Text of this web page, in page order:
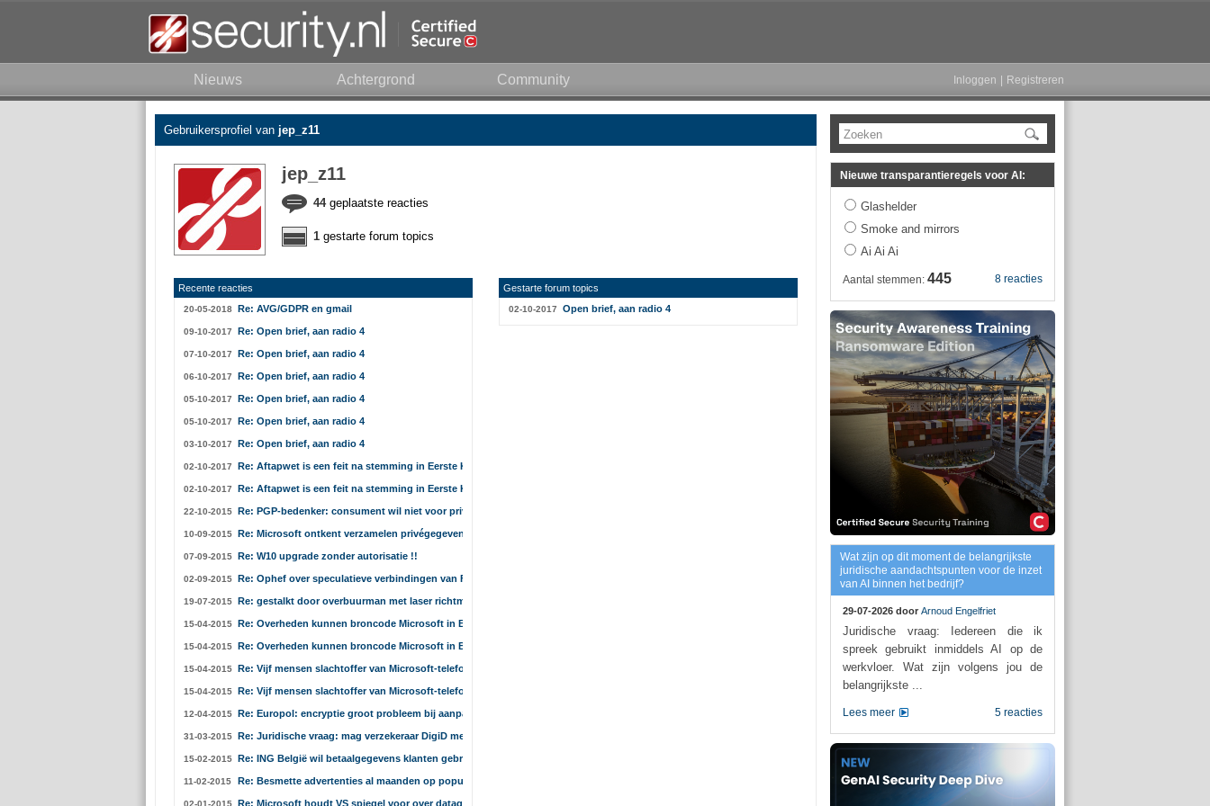
Nieuws Achtergrond Community Inloggen Registreren
Gebruikersprofiel van jep_z11
jep_z11
44geplaatste reacties
1 gestarte forum topics
Recente reacties
20-05-2018 Re: AVG/GDPR en gmail
09-10-2017 Re: Open brief, aan radio 4
07-10-2017 Re: Open brief, aan radio 4
06-10-2017 Re: Open brief, aan radio 4
05-10-2017 Re: Open brief, aan radio 4
05-10-2017 Re: Open brief, aan radio 4
03-10-2017 Re: Open brief, aan radio 4
02-10-2017 Re: Aftapwet is een feit na stemming in Eerste Kamer onze privacy word verkracht!
02-10-2017 Re: Aftapwet is een feit na stemming in Eerste Kamer onze privacy word verkracht!
22-10-2015 Re: PGP-bedenker: consument wil niet voor privacy betalen
10-09-2015 Re: Microsoft ontkent verzamelen privégegevens met Windows 10
07-09-2015 Re: W10 upgrade zonder autorisatie !!
02-09-2015 Re: Ophef over speculatieve verbindingen van Firefox
19-07-2015 Re: gestalkt door overbuurman met laser richtmicrofoon en camera
15-04-2015 Re: Overheden kunnen broncode Microsoft in Brussel testen
15-04-2015 Re: Overheden kunnen broncode Microsoft in Brussel testen
15-04-2015 Re: Vijf mensen slachtoffer van Microsoft-telefoonscam
15-04-2015 Re: Vijf mensen slachtoffer van Microsoft-telefoonscam
12-04-2015 Re: Europol: encryptie groot probleem bij aanpak terrorisme
31-03-2015 Re: Juridische vraag: mag verzekeraar DigiD met sms verplichten?
15-02-2015 Re: ING België wil betaalgegevens klanten gebruiken
11-02-2015 Re: Besmette advertenties al maanden op populaire sites
02-01-2015 Re: Microsoft houdt VS spiegel voor over datagraaien in buitenland
Gestarte forum topics
02-10-2017 Open brief, aan radio 4
Zoeken
Nieuwe transparantieregels voor AI:
Glashelder
Smoke and mirrors
Ai Ai Ai
8 reacties
Aantal stemmen: 445
Wat zijn op dit moment de belangrijkste
juridische aandachtspunten voor de inzet
van AI binnen het bedrijf?
29-07-2026 door Arnoud Engelfriet
Juridische vraag: Iedereen die ik
spreek gebruikt inmiddels AI op de
werkvloer. Wat zijn volgens jou de
belangrijkste ...
5 reacties
Lees meer